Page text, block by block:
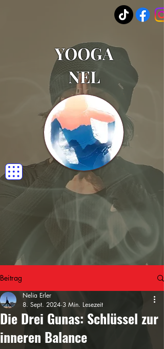
YOOGA
NEL
Beitrag
Die Drei Gunas: Schlüssel zur
inneren Balance
Nelia Erler
8. Sept. 2024 3 Min. Lesezeit